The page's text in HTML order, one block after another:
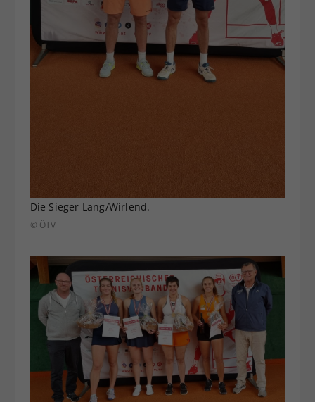
Die Sieger Lang/Wirlend.
© ÖTV